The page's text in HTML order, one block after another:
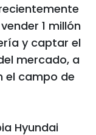
1 millón
y captar el
mercado, a
el campo de
Hyundai